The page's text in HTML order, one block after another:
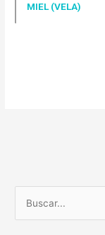
MIEL (VELA)